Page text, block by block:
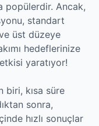
popülerdir. Ancak,
standart
üst düzeye
hedeflerinize
yaratıyor!
biri, kısa süre
sonra,
hızlı sonuçlar